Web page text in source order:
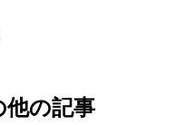
他の記事